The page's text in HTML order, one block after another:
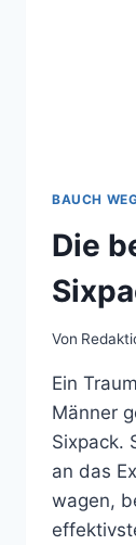
BAUCH
Die
Von
Ein
Männer
Sixpack.
an das
wagen,